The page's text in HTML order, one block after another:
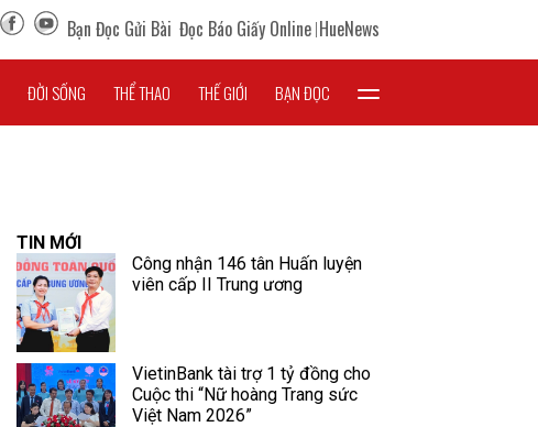
Bạn Đọc Gửi Bài Đọc Báo Giấy Online HueNews
ĐỜI SỐNG THỂ THAO THẾ GIỚI BẠN ĐỌC
TIN MỚI
Công nhận 146 tân Huấn luyện
viên cấp II Trung ương
VietinBank tài trợ 1 tỷ đồng cho
Cuộc thi “Nữ hoàng Trang sức
Việt Nam 2026”